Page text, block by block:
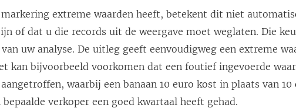
i
n
e
e
n
n
markering extreme waarden heeft, betekent dit niet
of dat u die records uit de weergave moet weglaten. Die
uw analyse. De uitleg geeft eenvoudigweg een extreme
kan bijvoorbeeld voorkomen dat een foutief ingevoerde
waarbij een banaan 10 euro kost in plaats van 10
bepaalde verkoper een goed kwartaal heeft gehad.